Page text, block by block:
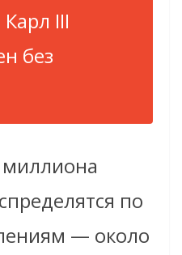
III
без
по
— около